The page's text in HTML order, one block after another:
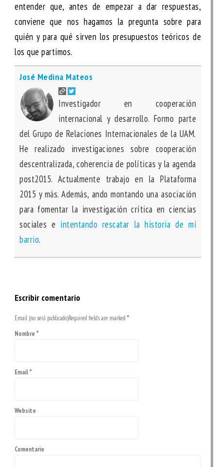
entender que, antes de empezar a dar respuestas,
conviene que nos hagamos la pregunta sobre para
quién y para qué sirven los presupuestos teóricos de
los que partimos.
José Medina Mateos
Investigador en cooperación
internacional y desarrollo. Formo parte
del Grupo de Relaciones Internacionales de la UAM.
He realizado investigaciones sobre cooperación
descentralizada, coherencia de políticas y la agenda
post2015. Actualmente trabajo en la Plataforma
2015 y más. Además, ando montando una asociación
para fomentar la investigación crítica en ciencias
sociales e intentando rescatar la historia de mi
barrio.
Escribir comentario
Email (no será publicado)Required fields are marked *
Nombre *
Email*
Website
Comentario